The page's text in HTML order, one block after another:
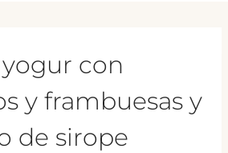
con
y frambuesas y
de sirope